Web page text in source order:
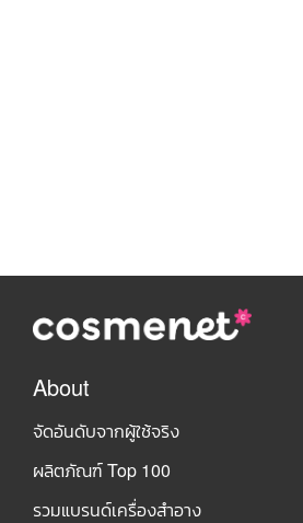
About
จัดอันดับจากผู้ใช้จริง
ผลิตภัณฑ์ Top 100
รวมแบรนด์เครื่องสำอาง